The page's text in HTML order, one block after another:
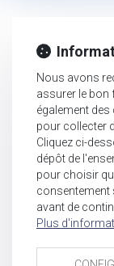
Nous avons
assurer le bon
également
pour collecter
Cliquez ci-
dépôt de
pour choisir
consentement
avant de
Plus